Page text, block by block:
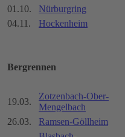
01.10.
Nürburgring
04.11.
Hockenheim
Bergrennen
19.03.
Zotzenbach-Ober-
Mengelbach
26.03.
Ramsen-Göllheim